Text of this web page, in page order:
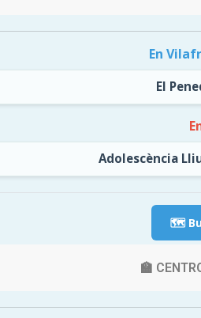
En
El
Adolescència
🗺️
🏫